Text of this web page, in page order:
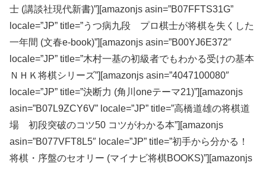
士 (講談社現代新書)”][amazonjs asin=”B07FFTS31G”
locale=”JP” title=”うつ病九段 プロ棋士が将棋を失くした
一年間 (文春e-book)”][amazonjs asin=”B00YJ6E372″
locale=”JP” title=”木村一基の初級者でもわかる受けの基本
ＮＨＫ将棋シリーズ”][amazonjs asin=”4047100080″
locale=”JP” title=”決断力 (角川oneテーマ21)”][amazonjs
asin=”B07L9ZCY6V” locale=”JP” title=”高橋道雄の将棋道
場 初段突破のコツ50 コツがわかる本”][amazonjs
asin=”B077VFT8L5″ locale=”JP” title=”初手から分かる！
将棋・序盤のセオリー (マイナビ将棋BOOKS)”][amazonjs